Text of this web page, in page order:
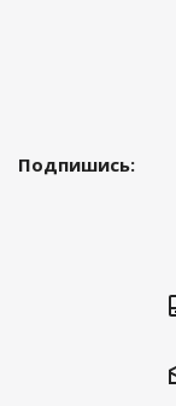
Подпишись: